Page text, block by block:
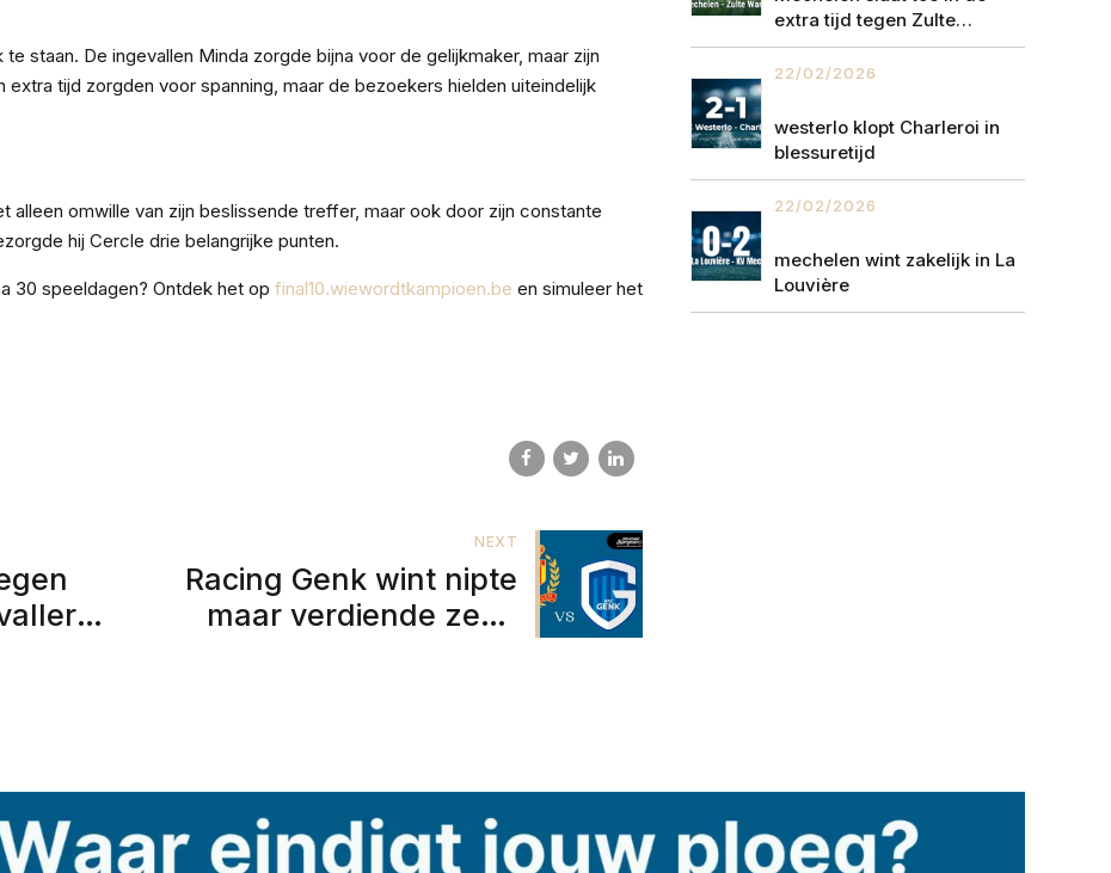
staan. De ingevallen Minda zorgde bijna voor de gelijkmaker, maar zijn
tijd zorgden voor spanning, maar de bezoekers hielden uiteindelijk
alleen omwille van zijn beslissende treffer, maar ook door zijn constante
hij Cercle drie belangrijke punten.
30 speeldagen? Ontdek het op final10.wiewordtkampioen.be en simuleer het
NEXT
Racing Genk wint nipte
maar verdiende zege
extra tijd tegen Zulte
Waregem
22/02/2026
westerlo klopt Charleroi in
blessuretijd
22/02/2026
mechelen wint zakelijk in La
Louvière